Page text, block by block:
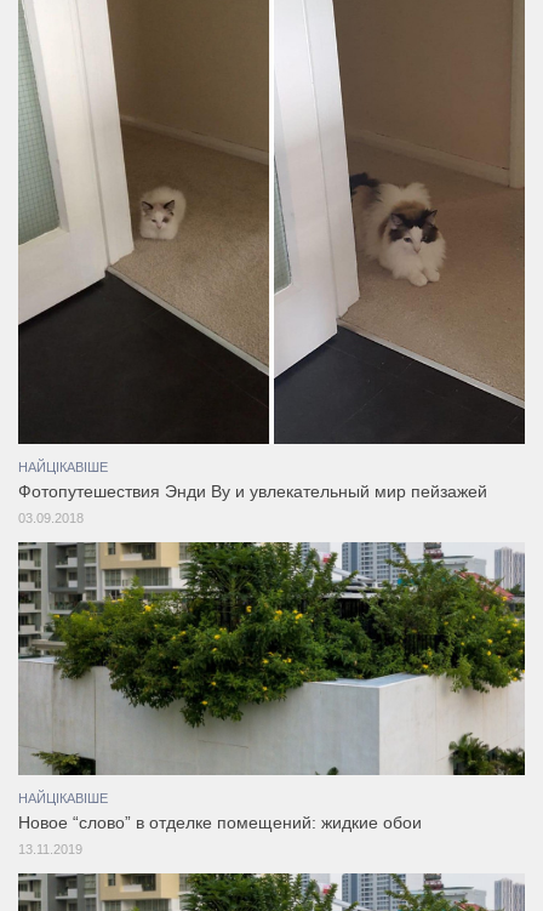
НАЙЦІКАВІШЕ
Фотопутешествия Энди Ву и увлекательный мир пейзажей
03.09.2018
НАЙЦІКАВІШЕ
Новое “слово” в отделке помещений: жидкие обои
13.11.2019